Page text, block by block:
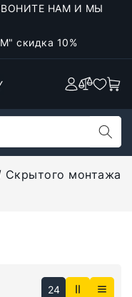
НАМ И МЫ
скидка 10%
Скрытого монтажа
24